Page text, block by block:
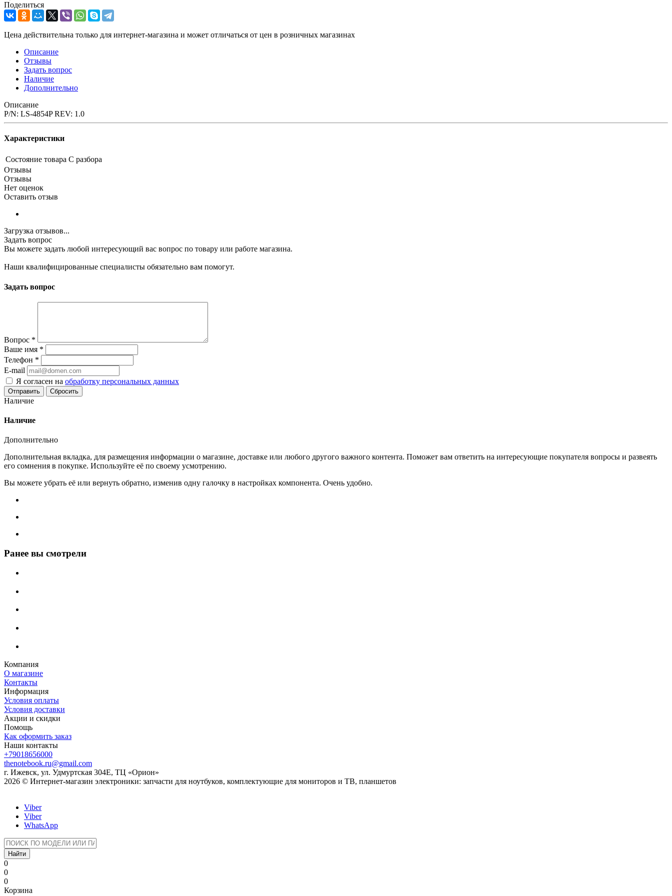
Поделиться
Цена действительна только для интернет-магазина и может отличаться от цен в розничных магазинах
Описание
Отзывы
Задать вопрос
Наличие
Дополнительно
Описание
P/N: LS-4854P REV: 1.0
Характеристики
Состояние товара С разбора
Отзывы
Отзывы
Нет оценок
Оставить отзыв
Загрузка отзывов...
Задать вопрос
Вы можете задать любой интересующий вас вопрос по товару или работе магазина.
Наши квалифицированные специалисты обязательно вам помогут.
Задать вопрос
Вопрос *
Ваше имя *
Телефон *
E-mail
Я согласен на обработку персональных данных
Сбросить
Наличие
Наличие
Дополнительно
Дополнительная вкладка, для размещения информации о магазине, доставке или любого другого важного контента. Поможет вам ответить на интересующие покупателя вопросы и развеять
его сомнения в покупке. Используйте её по своему усмотрению.
Вы можете убрать её или вернуть обратно, изменив одну галочку в настройках компонента. Очень удобно.
Ранее вы смотрели
Компания
О магазине
Контакты
Информация
Условия оплаты
Условия доставки
Акции и скидки
Помощь
Как оформить заказ
Наши контакты
+79018656000
thenotebook.ru@gmail.com
г. Ижевск, ул. Удмуртская 304Е, ТЦ «Орион»
2026 © Интернет-магазин электроники: запчасти для ноутбуков, комплектующие для мониторов и ТВ, планшетов
Viber
Viber
WhatsApp
Найти
0
0
0
Корзина